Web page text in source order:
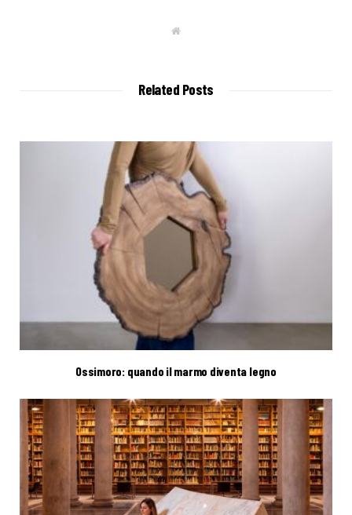
W
Related Posts
Ossimoro: quando il marmo diventa legno